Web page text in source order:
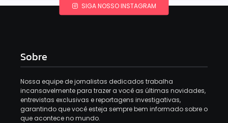
SIGA NOSSO INSTAGRAM
Sobre
Nossa equipe de jornalistas dedicados trabalha
incansavelmente para trazer a você as últimas novidades,
entrevistas exclusivas e reportagens investigativas,
garantindo que você esteja sempre bem informado sobre o
que acontece no mundo.